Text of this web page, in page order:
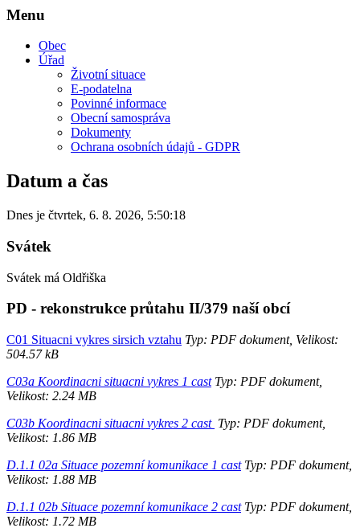
Menu
Obec
Úřad
Životní situace
E-podatelna
Povinné informace
Obecní samospráva
Dokumenty
Ochrana osobních údajů - GDPR
Datum a čas
Dnes je čtvrtek, 6. 8. 2026, 5:50:18
Svátek
Svátek má Oldřiška
PD - rekonstrukce průtahu II/379 naší obcí
C01 Situacni vykres sirsich vztahu Typ: PDF dokument, Velikost:
504.57 kB
C03a Koordinacni situacni vykres 1 castTyp: PDF dokument,
Velikost: 2.24 MB
C03b Koordinacni situacni vykres 2 cast Typ: PDF dokument,
Velikost: 1.86 MB
D.1.1 02a Situace pozemní komunikace 1 castTyp: PDF dokument,
Velikost: 1.88 MB
D.1.1 02b Situace pozemní komunikace 2 castTyp: PDF dokument,
Velikost: 1.72 MB